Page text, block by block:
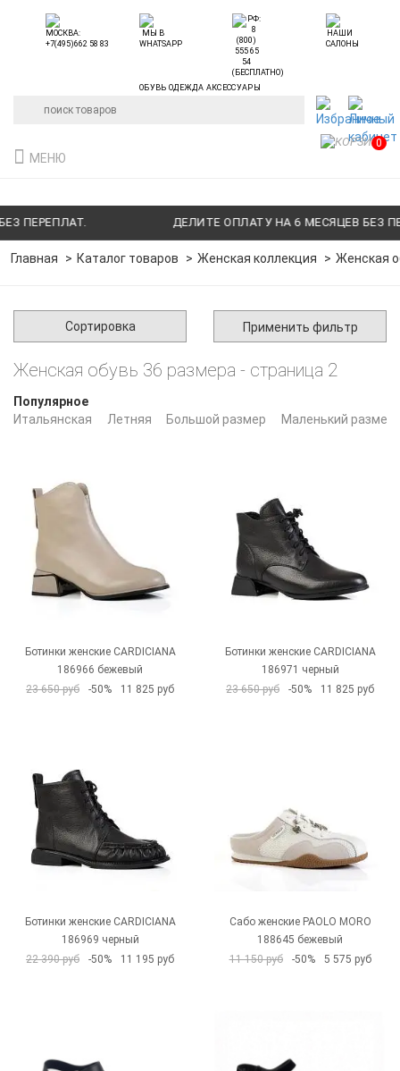
ДЕЛИТЕ ОПЛАТУ НА 6 МЕСЯЦЕВ БЕЗ ПЕРЕПЛАТ.
ОБУВЬ ОДЕЖДА АКСЕССУАРЫ
МЕНЮ
0
Главная Каталог товаров Женская коллекция Женская
Сортировка Применить фильтр
Популярное
Итальянская
Летняя Большой размер Маленький размер
Женская обувь 36 размера - страница 2
Ботинки женские CARDICIANA
186966 бежевый
23 650 руб
-50% 11 825 руб
Ботинки женские CARDICIANA
186971 черный
23 650 руб
-50% 11 825 руб
Ботинки женские CARDICIANA
186969 черный
22 390 руб
-50% 11 195 руб
Сабо женские PAOLO MORO
188645 бежевый
11 150 руб
-50% 5 575 руб